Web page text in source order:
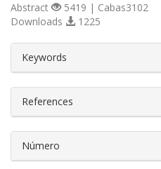
Abstract
5419 | Cabas3102
Downloads
1225
Keywords
References
Número